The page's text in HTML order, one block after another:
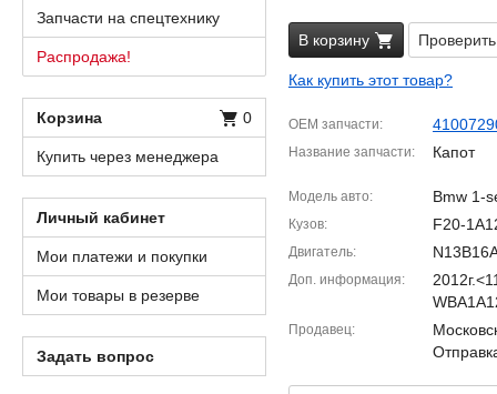
В корзину
Как купить этот товар?
OEM запчасти
Название запчасти Капот
Модель авто Bmw 1-
Кузов F20-
Двигатель
Доп. информация
Продавец
Запчасти на спецтехнику
Распродажа!
Корзина 0
Купить через менеджера
Личный кабинет
Мои платежи и покупки
Мои товары в резерве
Задать вопрос